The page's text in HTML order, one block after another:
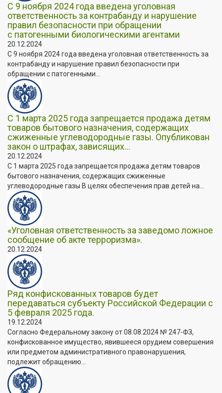
С 9 ноября 2024 года введена уголовная
ответственность за контрабанду и нарушение
правил безопасности при обращении
с патогенными биологическими агентами
20.12.2024
С 9 ноября 2024 года введена уголовная ответственность за
контрабанду и нарушение правил безопасности при
обращении с патогенными...
С 1 марта 2025 года запрещается продажа детям
товаров бытового назначения, содержащих
сжиженные углеводородные газы. Опубликован
закон о штрафах, зависящих...
20.12.2024
С 1 марта 2025 года запрещается продажа детям товаров
бытового назначения, содержащих сжиженные
углеводородные газы В целях обеспечения прав детей на...
«Уголовная ответственность за заведомо ложное
сообщение об акте терроризма».
20.12.2024
Ряд конфискованных товаров будет
передаваться субъекту Российской Федерации с
5 февраля 2025 года.
19.12.2024
Согласно Федеральному закону от 08.08.2024 № 247-ФЗ,
конфискованное имущество, явившееся орудием совершения
или предметом административного правонарушения,
подлежит обращению...